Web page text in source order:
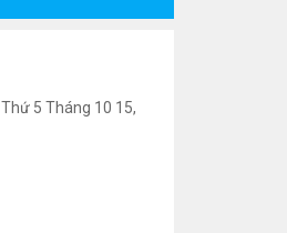
Thứ 5 Tháng 10 15,